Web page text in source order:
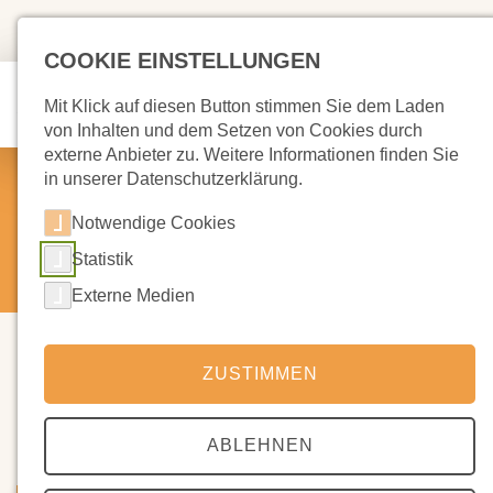
Elternvertretung
Elternvertretung
Mitgestaltung der Schulgemeinschaft
COOKIE EINSTELLUNGEN
Mit Klick auf diesen Button stimmen Sie dem Laden
von Inhalten und dem Setzen von Cookies durch
externe Anbieter zu. Weitere Informationen finden Sie
in unserer Datenschutzerklärung.
Notwendige Cookies
Statistik
Externe Medien
ZUSTIMMEN
ABLEHNEN